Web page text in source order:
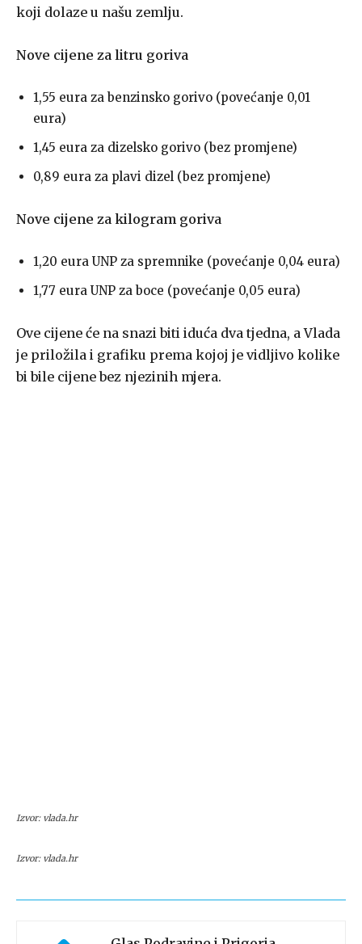
koji dolaze u našu zemlju.
Nove cijene za litru goriva
1,55 eura za benzinsko gorivo (povećanje 0,01
eura)
1,45 eura za dizelsko gorivo (bez promjene)
0,89 eura za plavi dizel (bez promjene)
Nove cijene za kilogram goriva
1,20 eura UNP za spremnike (povećanje 0,04 eura)
1,77 eura UNP za boce (povećanje 0,05 eura)
Ove cijene će na snazi biti iduća dva tjedna, a Vlada
je priložila i grafiku prema kojoj je vidljivo kolike
bi bile cijene bez njezinih mjera.
Izvor: vlada.hr
Izvor: vlada.hr